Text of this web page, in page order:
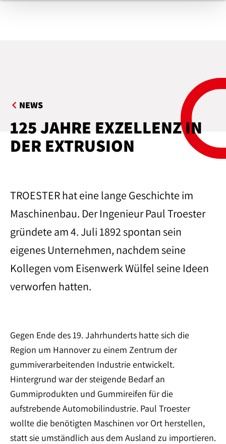
NEWS
125 JAHRE EXZELLENZ IN
DER EXTRUSION
TROESTER hat eine lange Geschichte im
Maschinenbau. Der Ingenieur Paul Troester
gründete am 4. Juli 1892 spontan sein
eigenes Unternehmen, nachdem seine
Kollegen vom Eisenwerk Wülfel seine Ideen
verworfen hatten.
Gegen Ende des 19. Jahrhunderts hatte sich die
Region um Hannover zu einem Zentrum der
gummiverarbeitenden Industrie entwickelt.
Hintergrund war der steigende Bedarf an
Gummiprodukten und Gummireifen für die
aufstrebende Automobilindustrie. Paul Troester
wollte die benötigten Maschinen vor Ort herstellen,
statt sie umständlich aus dem Ausland zu importieren.